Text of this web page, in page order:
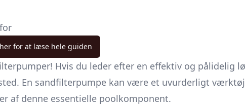
for at læse hele guiden
Hvis du leder efter en effektiv og pålidelig
En sandfilterpumpe kan være et uvurderligt
af denne essentielle poolkomponent.